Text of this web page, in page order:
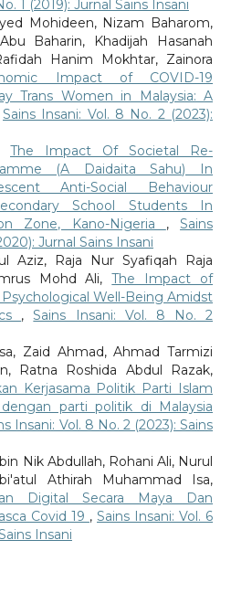
1 (2019): Jurnal Sains Insani
Mohideen, Nizam Baharom,
Baharin, Khadijah Hasanah
Hanim Mokhtar, Zainora
Impact of COVID-19
Trans Women in Malaysia: A
Sains Insani: Vol. 8 No. 2 (2023):
The Impact Of Societal Re-
(A Daidaita Sahu) In
Anti-Social Behaviour
School Students In
Zone, Kano-Nigeria ,Sains
Jurnal Sains Insani
Aziz, Raja Nur Syafiqah Raja
Mohd Ali,The Impact of
Well-Being Amidst
,Sains Insani: Vol. 8 No. 2
Zaid Ahmad, Ahmad Tarmizi
Ratna Roshida Abdul Razak,
Kerjasama Politik Parti Islam
dengan parti politik di Malaysia
Insani: Vol. 8 No. 2 (2023): Sains
Nik Abdullah, Rohani Ali, Nurul
Athirah Muhammad Isa,
Digital Secara Maya Dan
Covid 19 ,Sains Insani: Vol. 6
Insani